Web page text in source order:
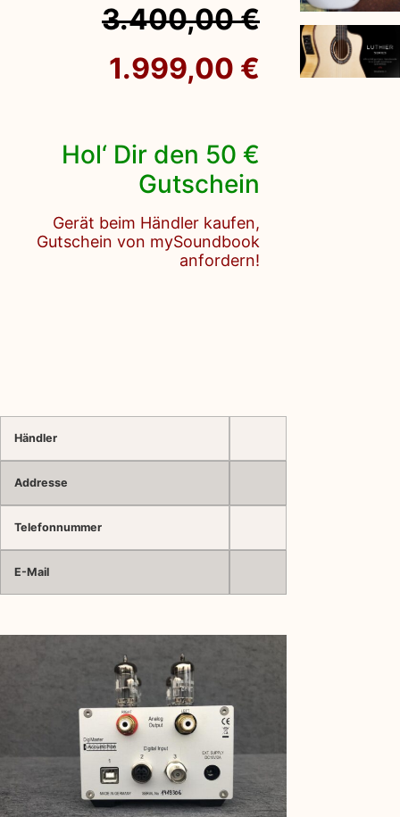
3.400,00 €
1.999,00 €
Hol‘ Dir den 50 €
Gutschein
Gerät beim Händler kaufen,
Gutschein von mySoundbook
anfordern!
Händler
Addresse
Telefonnummer
E-Mail